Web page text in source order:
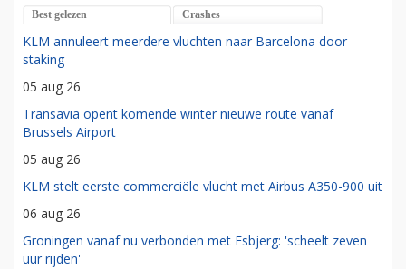
Best gelezen Crashes
KLM annuleert meerdere vluchten naar Barcelona door
staking
05 aug 26
Transavia opent komende winter nieuwe route vanaf
Brussels Airport
05 aug 26
KLM stelt eerste commerciële vlucht met Airbus A350-900 uit
06 aug 26
Groningen vanaf nu verbonden met Esbjerg: 'scheelt zeven
uur rijden'